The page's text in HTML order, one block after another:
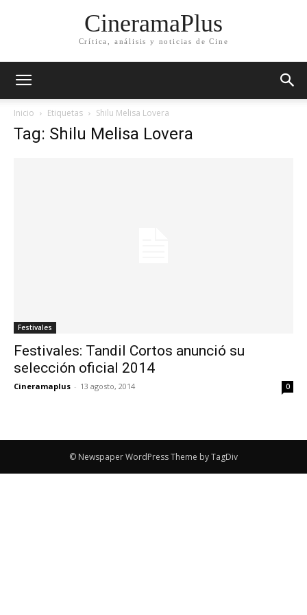
CineramaPlus
Crítica, análisis y noticias de Cine
Inicio Etiquetas Shilu Melisa Lovera
Tag: Shilu Melisa Lovera
Festivales
Festivales: Tandil Cortos anunció su
selección oficial 2014
Cineramaplus - 13 agosto, 2014 0
© Newspaper WordPress Theme by TagDiv